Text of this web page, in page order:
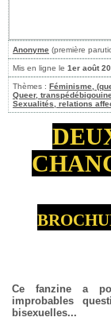
Anonyme (première
Mis en ligne le 1er août
Thèmes : Féminisme,
Queer,
Sexualités, relations
Ce fanzine a
improbables
bisexuelles...